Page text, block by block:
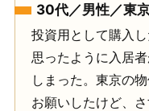
30代／男性／東
投資用として購入
思ったように入居
しまった。東京の
お願いしたけど、